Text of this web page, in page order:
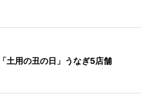
土用の丑の日」うなぎ5店舗